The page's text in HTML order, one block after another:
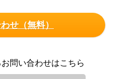
せ（無料）
問い合わせはこちら